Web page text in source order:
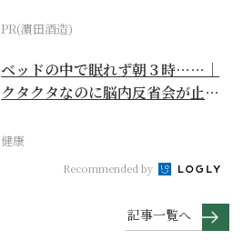
PR(濵田酒造)
ベッドの中で眠れず朝３時……｜
クタクタなのに脳内反省会が止ま
健康
Recommended by
記事一覧へ